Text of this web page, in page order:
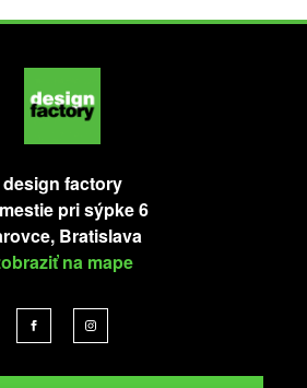
design factory
pri sýpke 6
Bratislava
na mape